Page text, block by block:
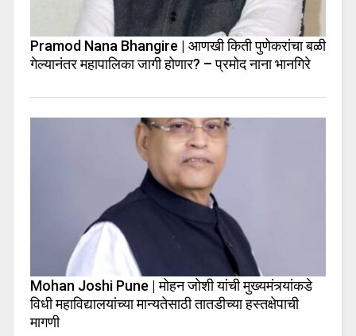
Pramod Nana Bhangire | आणखी किती पुणेकरांचा बळी
गेल्यानंतर महापालिका जागी होणार? – प्रमोद नाना भानगिरे
Mohan Joshi Pune | मोहन जोशी यांची मुख्यमंत्र्यांकडे
विधी महाविद्यालयांच्या मान्यतेसाठी तातडीच्या हस्तक्षेपाची
मागणी